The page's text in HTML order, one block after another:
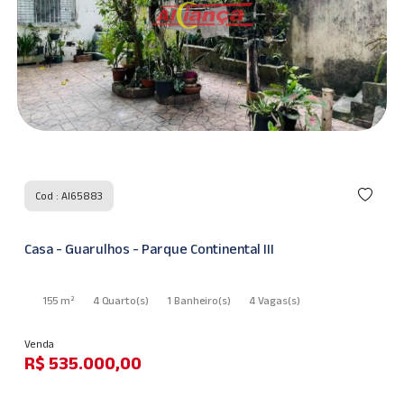
Cod : AI65883
Casa - Guarulhos - Parque Continental III
155 m² 4 Quarto(s) 1 Banheiro(s) 4 Vagas(s)
Venda
R$ 535.000,00